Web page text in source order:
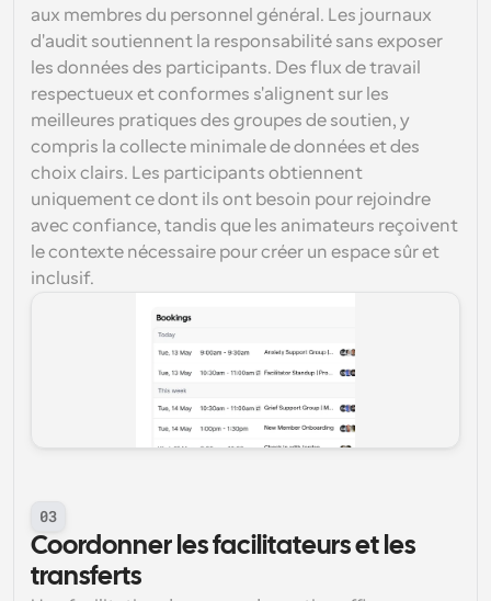
aux membres du personnel général. Les journaux
d'audit soutiennent la responsabilité sans exposer
les données des participants. Des flux de travail
respectueux et conformes s'alignent sur les
meilleures pratiques des groupes de soutien, y
compris la collecte minimale de données et des
choix clairs. Les participants obtiennent
uniquement ce dont ils ont besoin pour rejoindre
avec confiance, tandis que les animateurs reçoivent
le contexte nécessaire pour créer un espace sûr et
inclusif.
03
Coordonner les facilitateurs et les
transferts